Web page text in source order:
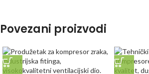
Povezani proizvodi